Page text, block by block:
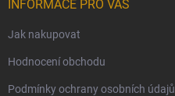
INFORMACE PRO VÁS
Jak nakupovat
Hodnocení obchodu
Podmínky ochrany osobních údajů